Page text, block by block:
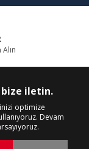
EDİN
bize iletin.
optimize
Devam